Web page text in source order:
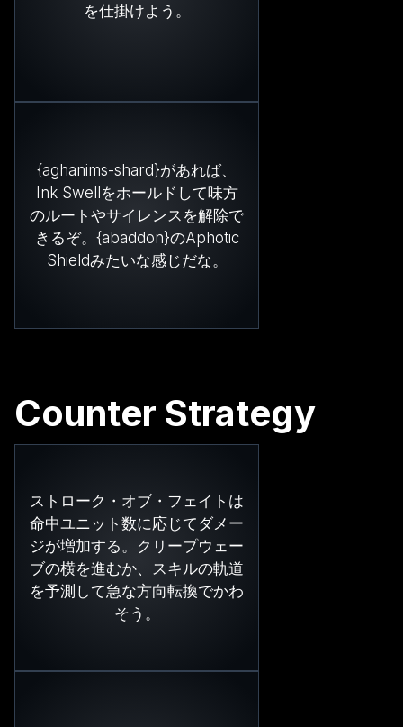
を仕掛けよう。
{aghanims-shard}があれば、
Ink Swellをホールドして味方
のルートやサイレンスを解除で
きるぞ。{abaddon}のAphotic
Shieldみたいな感じだな。
Counter Strategy
ストローク・オブ・フェイトは
命中ユニット数に応じてダメー
ジが増加する。クリープウェー
ブの横を進むか、スキルの軌道
を予測して急な方向転換でかわ
そう。